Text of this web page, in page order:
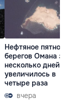
Нефтяное пятно у
берегов Омана за
несколько дней
увеличилось в
четыре раза
вчера